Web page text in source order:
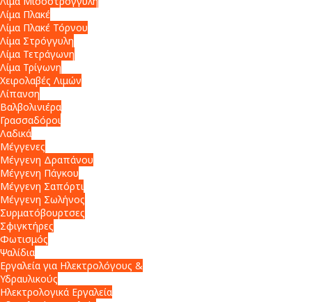
Λίμα Πλακέ
Λίμα Πλακέ Τόρνου
Λίμα Στρόγγυλη
Λίμα Τετράγωνη
Λίμα Τρίγωνη
Χειρολαβές Λιμών
Λίπανση
Βαλβολινιέρα
Γρασσαδόροι
Λαδικά
Μέγγενες
Μέγγενη Δραπάνου
Μέγγενη Πάγκου
Μέγγενη Σαπόρτι
Μέγγενη Σωλήνος
Συρματόβουρτσες
Σφιγκτήρες
Φωτισμός
Ψαλίδια
Εργαλεία για Ηλεκτρολόγους &
Υδραυλικούς
Ηλεκτρολογικά Εργαλεία